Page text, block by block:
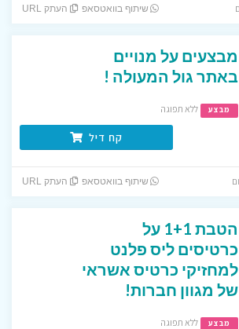
שיתוף בוואטסאפ העתק URL
מבצעים על מנויים
באתר גול המעולה !
מבצע ללא תפוגה
קח דיל
שיתוף בוואטסאפ העתק URL
הטבת 1+1 על
כרטיסים ליס פלנט
למחזיקי כרטיס אשראי
של מגוון חברות!
מבצע ללא תפוגה